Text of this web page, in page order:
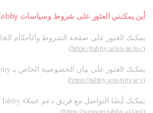
أين يمكنني العثور على شروط وسياسات Tabby؟
(
https://tabby.ai/en-ae/toc
)
(
https://tabby.app/privacy
)